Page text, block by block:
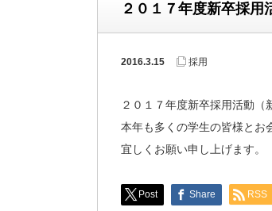
２０１７年度新卒採用
2016.3.15 採用
２０１７年度新卒採用活動（
本年も多くの学生の皆様とお
宜しくお願い申し上げます。
Post Share RSS